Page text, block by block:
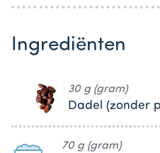
Ingrediënten
30 g (gram)
Dadel (zonder
70 g (gram)